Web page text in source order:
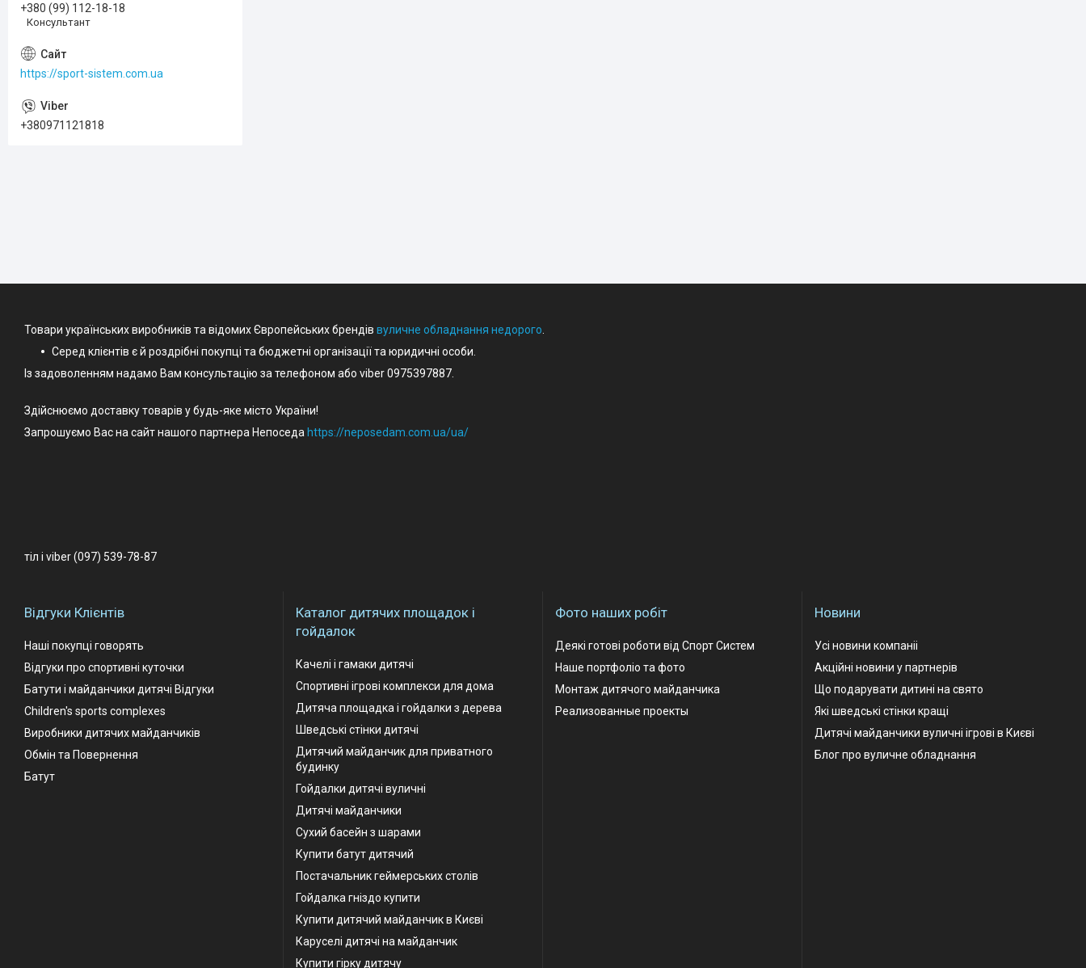
+380 (99) 112-18-18
Консультант
https://sport-sistem.com.ua
+380971121818
Товари українських виробників та відомих Європейських брендів вуличне обладнання недорого
Серед клієнтів є й роздрібні покупці та бюджетні організації та юридичні особи.
Із задоволенням надамо Вам консультацію за телефоном або viber 0975397887.
Здійснюємо доставку товарів у будь-яке місто України!
Запрошуємо Вас на сайт нашого партнера Непоседа https://neposedam.com.ua/ua/
тіл і viber (097) 539-78-87
Відгуки Клієнтів
Наші покупці говорять
Відгуки про спортивні куточки
Батути і майданчики дитячі Відгуки
Children's sports complexes
Виробники дитячих майданчиків
Обмін та Повернення
Батут
Каталог дитячих площадок і
гойдалок
Качелі і гамаки дитячі
Спортивні ігрові комплекси для дома
Дитяча площадка і гойдалки з дерева
Шведські стінки дитячі
Дитячий майданчик для приватного
будинку
Гойдалки дитячі вуличні
Дитячі майданчики
Сухий басейн з шарами
Купити батут дитячий
Постачальник геймерських столів
Гойдалка гніздо купити
Купити дитячий майданчик в Києві
Каруселі дитячі на майданчик
Купити гірку дитячу
Фото наших робіт
Деякі готові роботи від Спорт Систем
Наше портфоліо та фото
Монтаж дитячого майданчика
Реализованные проекты
Новини
Усі новини компаніі
Акційні новини у партнерів
Що подарувати дитині на свято
Які шведські стінки кращі
Дитячі майданчики вуличні ігрові в Києві
Блог про вуличне обладнання